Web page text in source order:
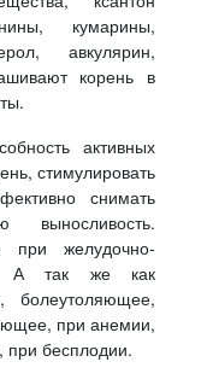
кумарины,
авкулярин,
корень в
активных
стимулировать
снимать
выносливость.
при желудочно-
А так же как
болеутоляющее,
при анемии,
при бесплодии.